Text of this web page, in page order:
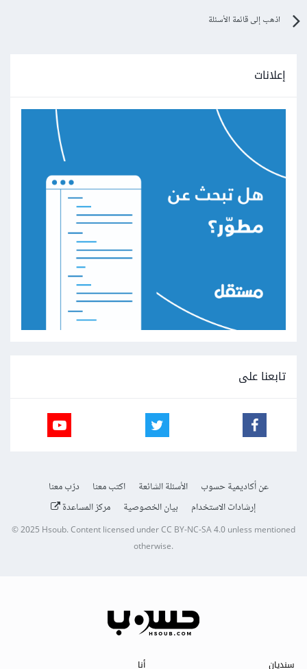
اذهب إلى قائمة الأسئلة
إعلانات
تابعنا على
عن أكاديمية حسوب الأسئلة الشائعة اكتب معنا
درّب معنا
إرشادات الاستخدام
بيان الخصوصية مركز المساعدة
© 2025Hsoub.Content licensed underCC BY-NC-SA 4.0unless mentioned
otherwise.